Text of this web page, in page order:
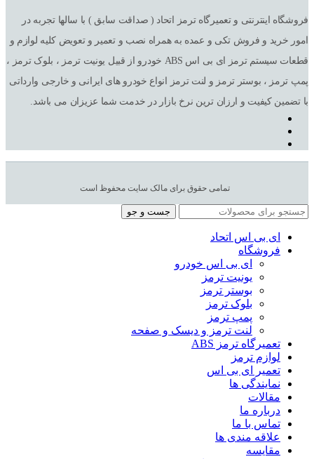
فروشگاه اینترنتی و تعمیرگاه ترمز اتحاد ( صداقت سابق ) با سالها تجربه در
امور خرید و فروش تکی و عمده به همراه نصب و تعمیر و تعویض کلیه لوازم و
قطعات سیستم ترمز ای بی اس ABS خودرو از قبیل یونیت ترمز ، بلوک ترمز ،
پمپ ترمز ، بوستر ترمز و لنت ترمز انواع خودرو های ایرانی و خارجی وارداتی
با تضمین کیفیت و ارزان ترین نرخ بازار در خدمت شما عزیزان می باشد.
تمامی حقوق برای مالک سایت محفوظ است
جست و جو
ای بی اس اتحاد
فروشگاه
ای بی اس خودرو
یونیت ترمز
بوستر ترمز
بلوک ترمز
پمپ ترمز
لنت ترمز و دیسک و صفحه
تعمیرگاه ترمز ABS
لوازم ترمز
تعمیر ای بی اس
نمایندگی ها
مقالات
درباره ما
تماس با ما
علاقه مندی ها
مقایسه